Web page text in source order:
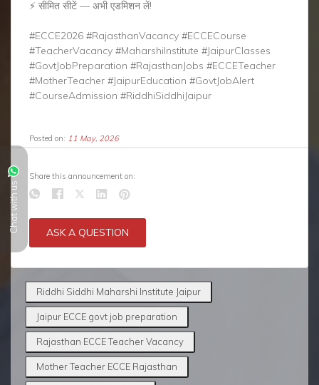
Chat with us
⚡ सीमित सीटें — अभी एडमिशन लें!
#ECCE2026 #RajasthanVacancy #ECCECourse
#TeacherVacancy #MaharshiInstitute #JaipurClasses
#GovtJobPreparation #RajasthanJobs #ECCETeacher
#MotherTeacher #JaipurEducation #GovtJobAlert
#CourseAdmission #RiddhiSiddhiJaipur
Posted on: 11 May, 2026
Share this announcement on:
ASK A QUESTION
Riddhi Siddhi Maharshi Institute Jaipur
Jaipur ECCE govt job preparation
Rajasthan ECCE Teacher Vacancy
Mother Teacher ECCE Rajasthan